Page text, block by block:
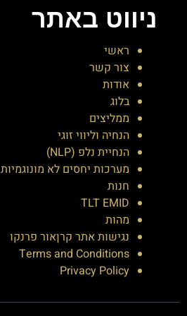
ניווט באתר
ראשי
צור קשר
אודות
בלוג
ממליצים
הנחיה וליווי זוגי
הנחיית נלפ (NLP)
מערכות יחסים לא מונוגמיות
חנות
TLT EMID
מהות
נגישות אתר קרןאור פרנקו
Terms and Conditions
Privacy Policy